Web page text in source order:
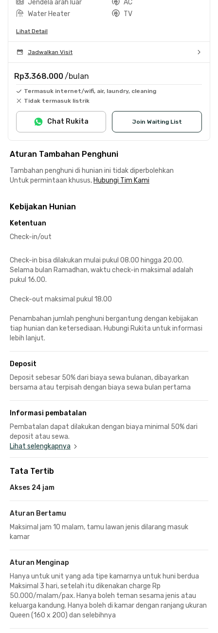
Jendela arah luar
AC
Water Heater
TV
Lihat Detail
Jadwalkan Visit
Rp3.368.000 /bulan
Termasuk internet/wifi, air, laundry, cleaning
Tidak termasuk listrik
Join Waiting List
Chat Rukita
Aturan Tambahan Penghuni
Tambahan penghuni di hunian ini tidak diperbolehkan
Untuk permintaan khusus, Hubungi Tim Kami
Kebijakan Hunian
Ketentuan
Check-in/out
Check-in bisa dilakukan mulai pukul 08.00 hingga 20.00.
Selama bulan Ramadhan, waktu check-in maksimal adalah
pukul 16.00.
Check-out maksimal pukul 18.00
Penambahan jumlah penghuni bergantung dengan kebijakan
tiap hunian dan ketersediaan. Hubungi Rukita untuk informasi
lebih lanjut.
Deposit
Deposit sebesar 50% dari biaya sewa bulanan, dibayarkan
bersama atau terpisah dengan biaya sewa bulan pertama
Informasi pembatalan
Pembatalan dapat dilakukan dengan biaya minimal 50% dari
deposit atau sewa.
Lihat selengkapnya
Tata Tertib
Akses 24 jam
Aturan Bertamu
Maksimal jam 10 malam, tamu lawan jenis dilarang masuk
kamar
Aturan Menginap
Hanya untuk unit yang ada tipe kamarnya untuk huni berdua
Maksimal 3 hari, setelah itu dikenakan charge Rp
50.000/malam/pax. Hanya boleh teman sesama jenis atau
keluarga kandung. Hanya boleh di kamar dengan ranjang ukuran
Queen (160 x 200) dan selebihnya